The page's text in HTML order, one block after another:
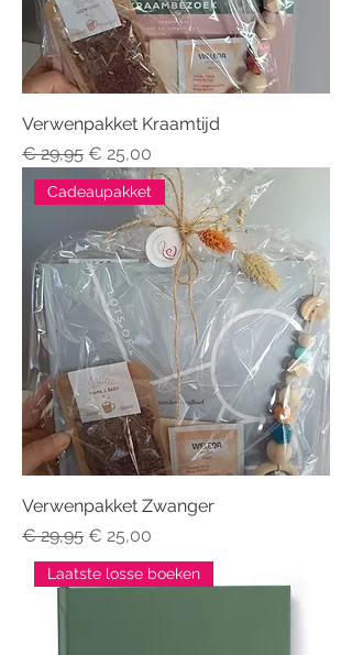
Verwenpakket Kraamtijd
Normale prijs
€ 29,95 Verkoopprijs
€ 25,00
Cadeaupakket
Verwenpakket Zwanger
Normale prijs
€ 29,95 Verkoopprijs
€ 25,00
Laatste losse boeken